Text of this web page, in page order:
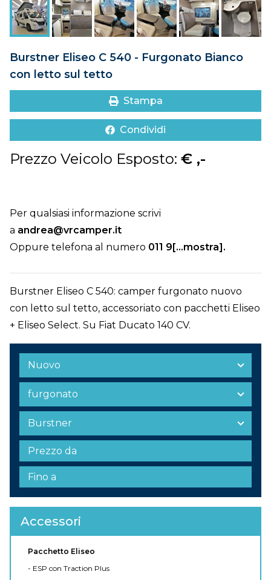
DOVE SIAMO
CONTATTI
Burstner Eliseo C 540 - Furgonato Bianco
con letto sul tetto
Stampa
Condividi
Prezzo Veicolo Esposto: € ,-
Per qualsiasi informazione scrivi
a andrea@vrcamper.it
Oppure telefona al numero 011 9[...mostra].
Burstner Eliseo C 540: camper furgonato nuovo
con letto sul tetto, accessoriato con pacchetti Eliseo
+ Eliseo Select. Su Fiat Ducato 140 CV.
Accessori
Pacchetto Eliseo
- ESP con Traction Plus